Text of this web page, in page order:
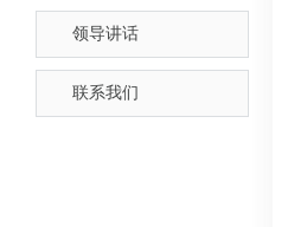
领导讲话
联系我们